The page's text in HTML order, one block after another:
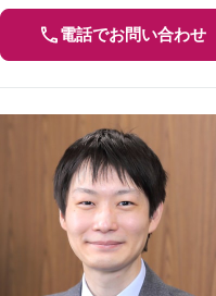
電話でお問い合わせ